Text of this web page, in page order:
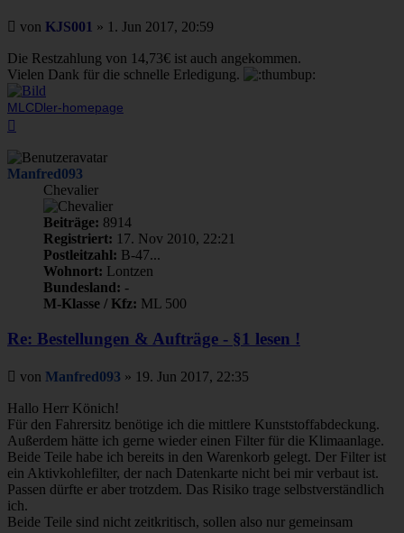
Beitrag
von KJS001 » 1. Jun 2017, 20:59
Die Restzahlung von 14,73€ ist auch angekommen.
Vielen Dank für die schnelle Erledigung.
MLCDler-homepage
Manfred093
Chevalier
Beiträge: 8914
Registriert: 17. Nov 2010, 22:21
Postleitzahl: B-47...
Wohnort: Lontzen
Bundesland: -
M-Klasse / Kfz: ML 500
Re: Bestellungen & Aufträge - §1 lesen !
Beitrag
von Manfred093 » 19. Jun 2017, 22:35
Hallo Herr Könich!
Für den Fahrersitz benötige ich die mittlere Kunststoffabdeckung.
Außerdem hätte ich gerne wieder einen Filter für die Klimaanlage.
Beide Teile habe ich bereits in den Warenkorb gelegt. Der Filter ist
ein Aktivkohlefilter, der nach Datenkarte nicht bei mir verbaut ist.
Passen dürfte er aber trotzdem. Das Risiko trage selbstverständlich
ich.
Beide Teile sind nicht zeitkritisch, sollen also nur gemeinsam